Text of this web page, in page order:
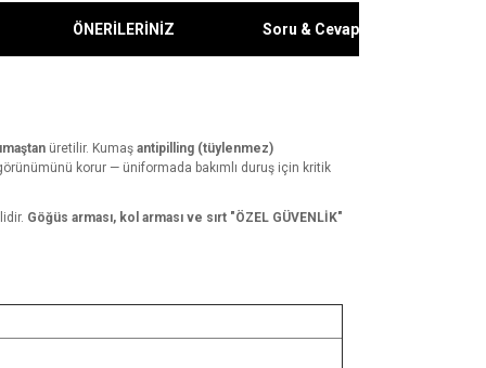
ÖNERİLERİNİZ Soru & Cevap
üretilir. Kumaş antipilling (tüylenmez)
korur — üniformada bakımlı duruş için kritik
Göğüs arması, kol arması ve sırt "ÖZEL GÜVENLİK"